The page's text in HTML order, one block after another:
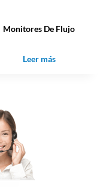
Monitores De Flujo
Leer más